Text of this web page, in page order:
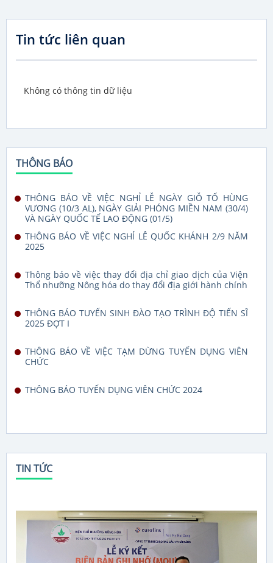
THÔNG BÁO
THÔNG BÁO VỀ VIỆC NGHỈ LỄ NGÀY GIỖ TỔ HÙNG
VƯƠNG (10/3 AL), NGÀY GIẢI PHÓNG MIỀN NAM (30/4)
VÀ NGÀY QUỐC TẾ LAO ĐỘNG (01/5)
THÔNG BÁO VỀ VIỆC NGHỈ LỄ QUỐC KHÁNH 2/9 NĂM
2025
Thông báo về việc thay đổi địa chỉ giao dịch của Viện
Thổ nhưỡng Nông hóa do thay đổi địa giới hành chính
THÔNG BÁO TUYỂN SINH ĐÀO TẠO TRÌNH ĐỘ TIẾN SĨ
2025 ĐỢT I
THÔNG BÁO VỀ VIỆC TẠM DỪNG TUYỂN DỤNG VIÊN
CHỨC
THÔNG BÁO TUYỂN DỤNG VIÊN CHỨC 2024
TIN TỨC
Tin tức liên quan
Không có thông tin dữ liệu